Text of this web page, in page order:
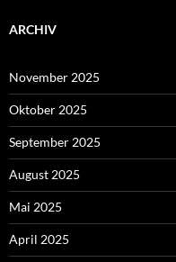
ARCHIV
November 2025
Oktober 2025
September 2025
August 2025
Mai 2025
April 2025